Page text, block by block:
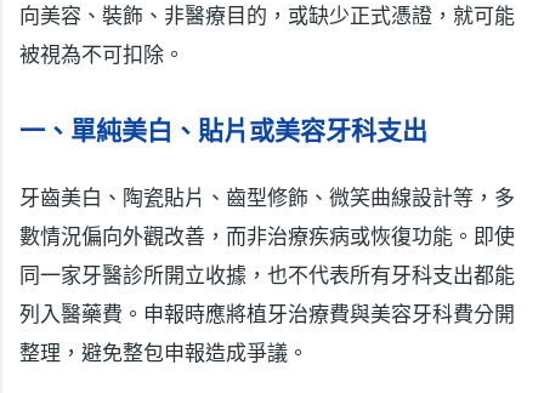
向美容、裝飾、非醫療目的，或缺少正式憑證，就可能
被視為不可扣除。
一、單純美白、貼片或美容牙科支出
牙齒美白、陶瓷貼片、齒型修飾、微笑曲線設計等，多
數情況偏向外觀改善，而非治療疾病或恢復功能。即使
同一家牙醫診所開立收據，也不代表所有牙科支出都能
列入醫藥費。申報時應將植牙治療費與美容牙科費分開
整理，避免整包申報造成爭議。